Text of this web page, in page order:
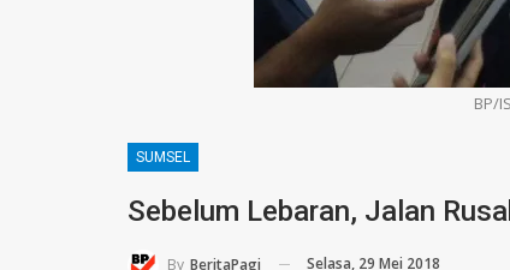
BP/
SUMSEL
Sebelum Lebaran, Jalan
By BeritaPagi Selasa, 29 Mei 2018